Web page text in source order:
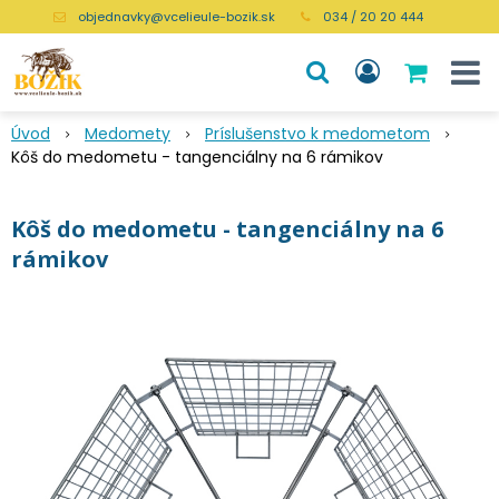
objednavky@vcelieule-bozik.sk 034 / 20 20 444
Úvod Medomety
Príslušenstvo k medometom
Kôš do medometu - tangenciálny na 6 rámikov
Kôš do medometu - tangenciálny na 6
rámikov